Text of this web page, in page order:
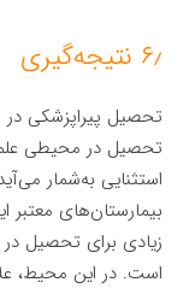
۶٫ نتیجه‌گیری
تحصیل پیراپزشکی در
تحصیل در محیطی
استثنایی به‌شمار
بیمارستان‌های معتبر
زیادی برای تحصیل
است. در این محیط،